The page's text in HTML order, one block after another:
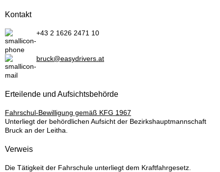
Kontakt
+43 2 1626 2471 10
bruck@easydrivers.at
Erteilende und Aufsichtsbehörde
Fahrschul-Bewilligung gemäß KFG 1967
Unterliegt der behördlichen Aufsicht der Bezirkshauptmannschaft
Bruck an der Leitha.
Verweis
Die Tätigkeit der Fahrschule unterliegt dem Kraftfahrgesetz.